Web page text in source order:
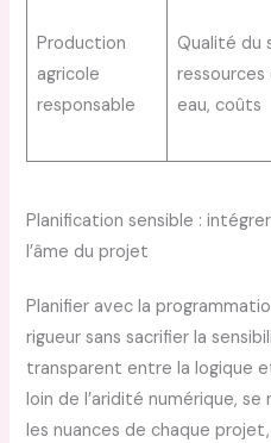
Production
agricole
responsable
Qualité du
ressources
eau, coûts
Planification sensible :
l’âme du projet
Planifier avec la
rigueur sans sacrifier la
transparent entre la logique
loin de l’aridité numérique, se
les nuances de chaque